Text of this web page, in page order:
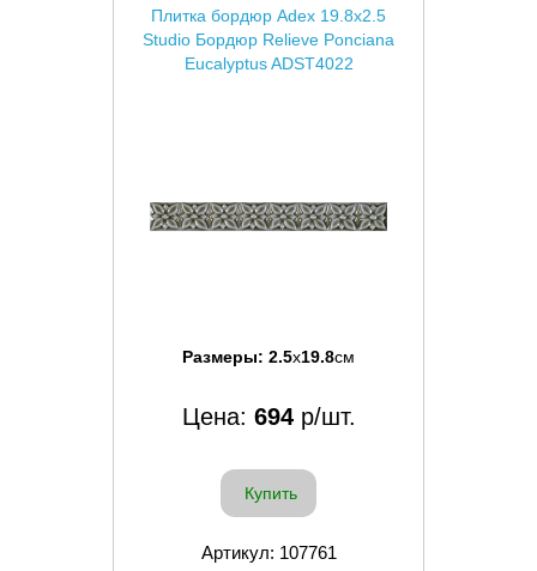
Плитка бордюр Adex 19.8x2.5
Studio Бордюр Relieve Ponciana
Eucalyptus ADST4022
Размеры: 2.5x19.8см
Цена: 694р/шт.
Купить
Артикул: 107761